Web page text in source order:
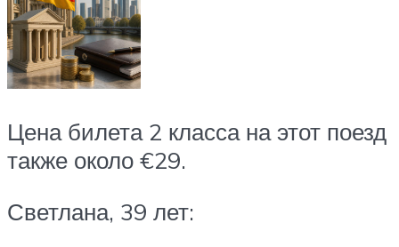
Цена билета 2 класса на этот поезд
также около €29.
Светлана, 39 лет: